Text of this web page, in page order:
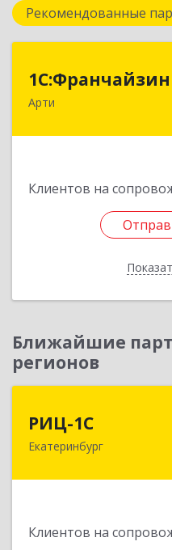
Рекомендованные
Арти
Клиентов на
623340,
Ближайшие
регионов
РИЦ-1С
Екатеринбург
Клиентов на
620102,